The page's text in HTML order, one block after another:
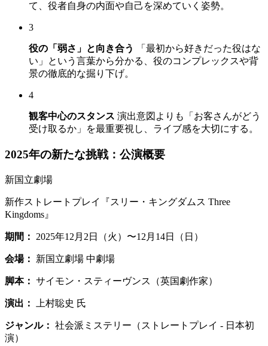
て、役者自身の内面や自己を深めていく姿勢。
3
役の「弱さ」と向き合う
「最初から好きだった役はな
い」という言葉から分かる、役のコンプレックスや背
景の徹底的な掘り下げ。
4
観客中心のスタンス 演出意図よりも「お客さんがどう
受け取るか」を最重要視し、ライブ感を大切にする。
2025年の新たな挑戦：公演概要
新国立劇場
新作ストレートプレイ『スリー・キングダムス Three
Kingdoms』
期間： 2025年12月2日（火）〜12月14日（日）
会場： 新国立劇場 中劇場
脚本： サイモン・スティーヴンス（英国劇作家）
演出： 上村聡史 氏
ジャンル： 社会派ミステリー（ストレートプレイ - 日本初
演）